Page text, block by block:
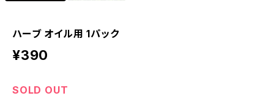
ハーブ オイル用 1パック
¥390
SOLD OUT